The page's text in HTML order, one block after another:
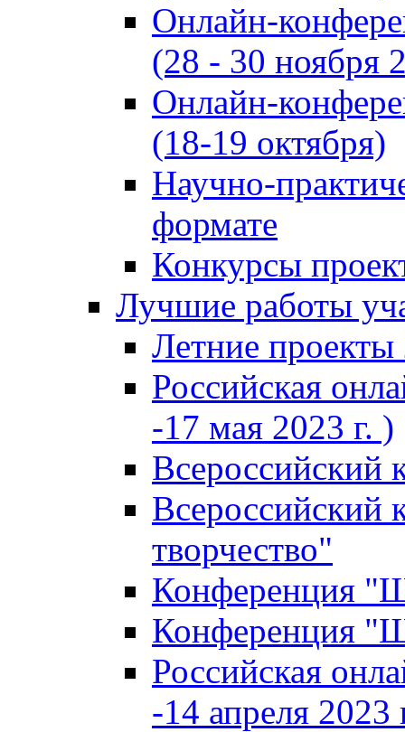
Онлайн-
(28 - 30 ноября
Онлайн-
(18-19 октября)
Научно-
формате
Конкурсы
Лучшие работы
Летние проекты
Российская
-17 мая 2023 г. )
Всероссийский
Всероссийский
творчество"
Конференция
Конференция
Российская
-14 апреля 2023